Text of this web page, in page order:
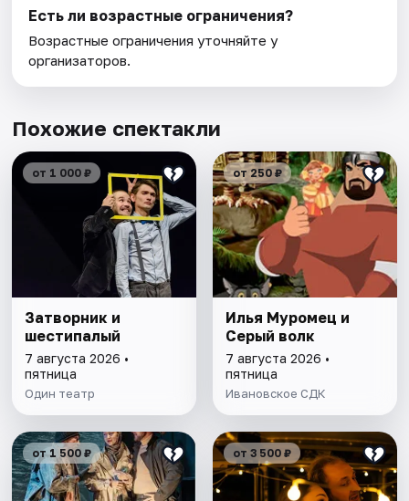
Есть ли возрастные ограничения?
Возрастные ограничения уточняйте у
организаторов.
Похожие спектакли
от 1 000 ₽
Затворник и
шестипалый
7 августа 2026 •
пятница
Один театр
от 250 ₽
Илья Муромец и
Серый волк
7 августа 2026 •
пятница
Ивановское СДК
от 1 500 ₽ от 3 500 ₽